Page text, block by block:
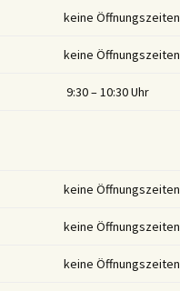
keine Öffnungszeiten
keine Öffnungszeiten
9:30 – 10:30 Uhr
keine Öffnungszeiten
keine Öffnungszeiten
keine Öffnungszeiten